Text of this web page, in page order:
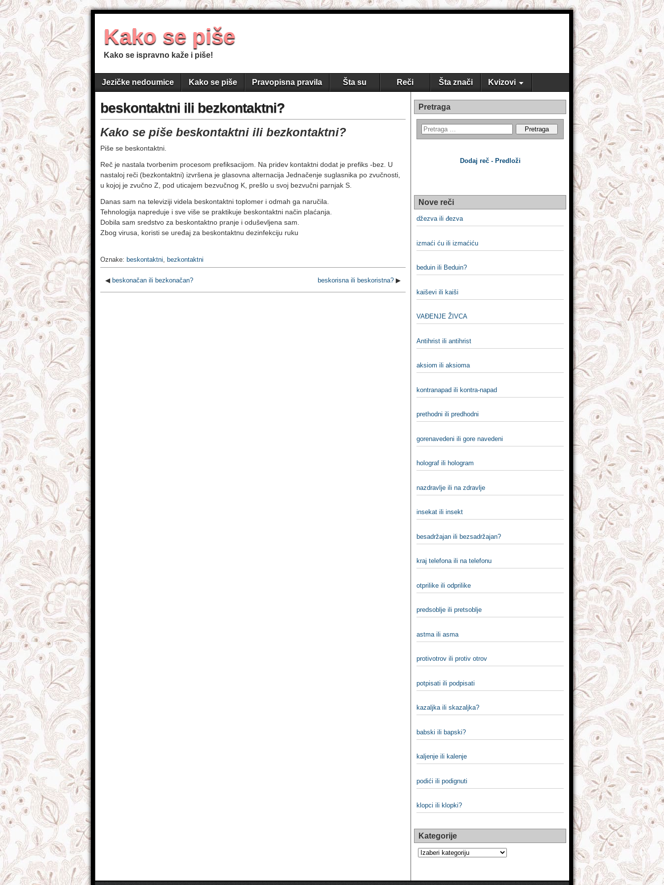
Kako se piše
Kako se ispravno kaže i piše!
Jezičke nedoumice Kako se piše Pravopisna pravila Šta su Reči Šta znači Kvizovi
beskontaktni ili bezkontaktni?
Kako se piše beskontaktni ili bezkontaktni?
Piše se beskontaktni.
Reč je nastala tvorbenim procesom prefiksacijom. Na pridev kontaktni dodat je prefiks -bez. U
nastaloj reči (bezkontaktni) izvršena je glasovna alternacija Jednačenje suglasnika po zvučnosti,
u kojoj je zvučno Z, pod uticajem bezvučnog K, prešlo u svoj bezvučni parnjak S.
Danas sam na televiziji videla beskontaktni toplomer i odmah ga naručila.
Tehnologija napreduje i sve više se praktikuje beskontaktni način plaćanja.
Dobila sam sredstvo za beskontaktno pranje i oduševljena sam.
Zbog virusa, koristi se uređaj za beskontaktnu dezinfekciju ruku
Oznake: beskontaktni, bezkontaktni
◀ beskonačan ili bezkonačan? beskorisna ili beskoristna? ▶
Pretraga
Dodaj reč - Predloži
Nove reči
džezva ili đezva
izmaći ću ili izmaćiću
beduin ili Beduin?
kaiševi ili kaiši
VAĐENJE ŽIVCA
Antihrist ili antihrist
aksiom ili aksioma
kontranapad ili kontra-napad
prethodni ili predhodni
gorenavedeni ili gore navedeni
holograf ili hologram
nazdravlje ili na zdravlje
insekat ili insekt
besadržajan ili bezsadržajan?
kraj telefona ili na telefonu
otprilike ili odprilike
predsoblje ili pretsoblje
astma ili asma
protivotrov ili protiv otrov
potpisati ili podpisati
kazaljka ili skazaljka?
babski ili bapski?
kaljenje ili kalenje
podići ili podignuti
klopci ili klopki?
Kategorije
Kategorije